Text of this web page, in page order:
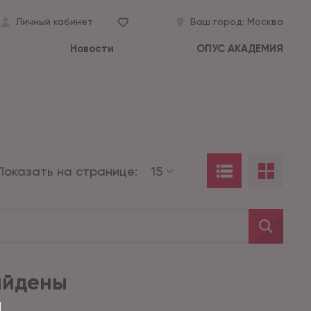
Личный кабинет Ваш город: Москва
Новости ОПУС АКАДЕМИЯ
на странице: 15